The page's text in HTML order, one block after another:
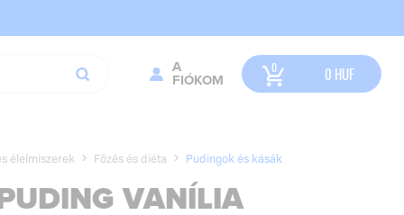
A
FIÓKOM
0 HUF
élelmiszerek Főzés és diéta Pudingok és kásák
VANÍLIA